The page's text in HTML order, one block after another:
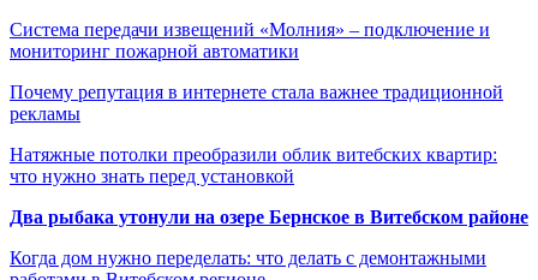
Система передачи извещений «Молния» – подключение и
мониторинг пожарной автоматики
Почему репутация в интернете стала важнее традиционной
рекламы
Натяжные потолки преобразили облик витебских квартир:
что нужно знать перед установкой
Два рыбака утонули на озере Бернское в Витебском районе
Когда дом нужно переделать: что делать с демонтажными